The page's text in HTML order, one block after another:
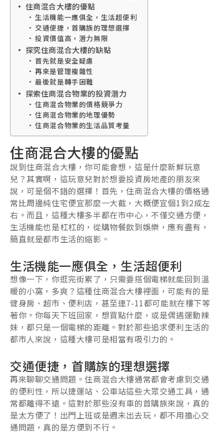
住商混合大樓的優點
生活機能一應俱全，生活超便利
交通便捷，首購族的理想選擇
投資價值高，潛力無限
探究住商混合大樓的缺點
首先就是安全疑慮
再來是管理複雜性
最後就是轉手困難
探索住商混合物業的投資潛力
住商混合物業的價格競爭力
住商混合物業的地理優勢
住商混合物業的生活品質考量
住商混合大樓的優點
說到住商混合大樓，你可能會想，這是什麼新鮮玩意
兒？其實啊，這玩意兒對於想要投資房地產的朋友來
說，可是個不錯的選擇！首先，住商混合大樓的價格通
常比周邊純住宅便宜那麼一大截，大概便宜個1到2成左
右。而且，這種大樓多半都在市中心，不僅交通方便，
生活機能也是杠杠的，從購物餐飲到娛樂，應有盡有，
簡直就是都市生活的縮影。
生活機能一應俱全，生活超便利
想像一下，你逛完街累了，只需要搭個電梯就能回到溫
暖的小窩，多爽？這種住商混合大樓裡面，可能有的是
健身房、超市、便利店，甚至連7-11都可能就在樓下等
著你。你每天下班回家，想買點什麼，或是偶遇運動辣
妹，都只是一個電梯的距離。對於那些追求便利生活的
都市人來說，這種大樓可是相當有吸引力的。
交通便捷，首購族的理想選擇
再來聊聊交通問題。住商混合大樓通常都會考慮到交通
的便利性，所以捷運站、公車站這些大眾交通工具，通
常都離得不遠。這對於那些沒有車的首購族來說，真的
是太方便了！出門上班或是週末出去玩，都不用擔心交
通問題，真的是方便到不行。